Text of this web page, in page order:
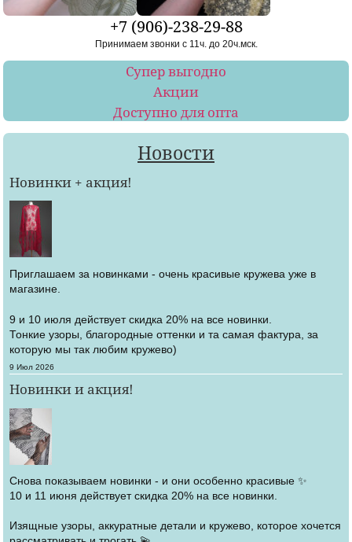
+7 (906)-238-29-88
Принимаем звонки с 11ч. до 20ч.мск.
Супер выгодно
Акции
Доступно для опта
Новости
Новинки + акция!
Приглашаем за новинками - очень красивые кружева уже в
магазине.
9 и 10 июля действует скидка 20% на все новинки.
Тонкие узоры, благородные оттенки и та самая фактура, за
которую мы так любим кружево)
Создано
9 Июл 2026
Новинки и акция!
Снова показываем новинки - и они особенно красивые ✨
10 и 11 июня действует скидка 20% на все новинки.
Изящные узоры, аккуратные детали и кружево, которое хочется